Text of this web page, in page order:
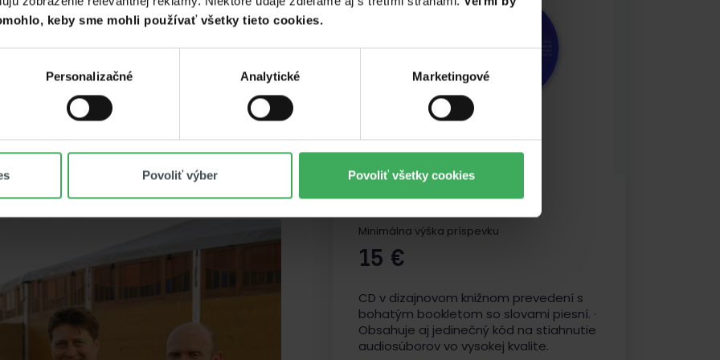
keby sme mohli používať všetky tieto cookies.
Personalizačné Analytické Marketingové
Povoliť výber Povoliť všetky cookies
a sám sa stáva
rukopisu
esencia krásy a priestor
a virtuozitu."
Jana Vargová
Minimálna výška príspevku
15 €
CD v dizajnovom knižnom prevedení s
bohatým bookletom so slovami piesní. ·
Obsahuje aj jedinečný kód na stiahnutie
audiosúborov vo vysokej kvalite.